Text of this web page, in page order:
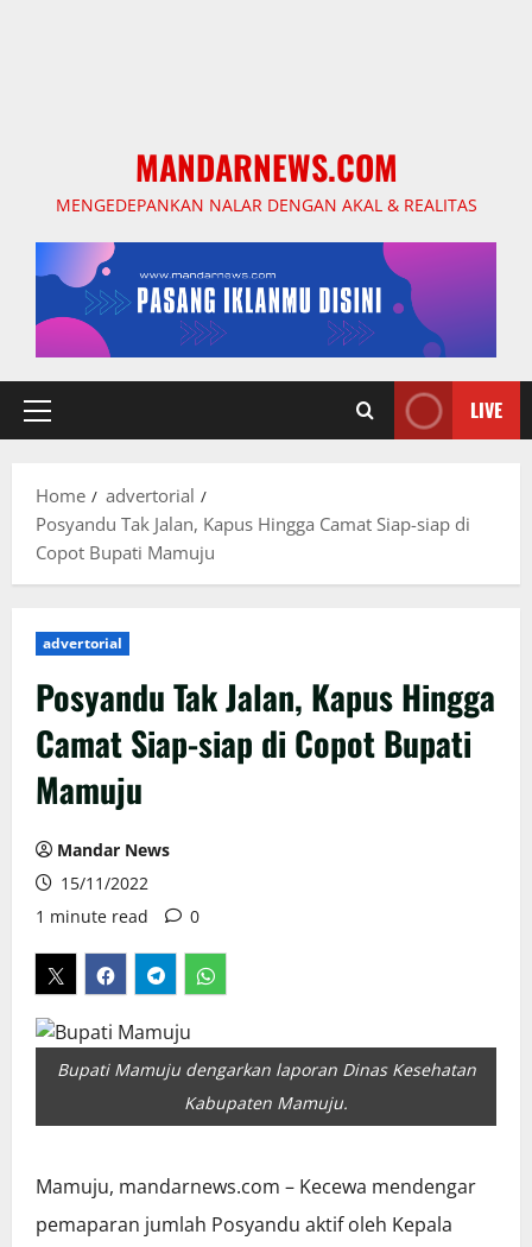
MANDARNEWS.COM
MENGEDEPANKAN NALAR DENGAN AKAL & REALITAS
Primary
LIVE
Home
advertorial
Posyandu Tak Jalan, Kapus Hingga Camat Siap-siap di
Copot Bupati Mamuju
advertorial
Posyandu Tak Jalan, Kapus Hingga
Camat Siap-siap di Copot Bupati
Mamuju
Mandar News
15/11/2022
1 minute read
0
Bupati Mamuju dengarkan laporan Dinas Kesehatan
Kabupaten Mamuju.
Mamuju, mandarnews.com – Kecewa mendengar
pemaparan jumlah Posyandu aktif oleh Kepala